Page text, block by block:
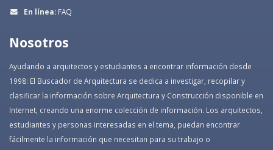
En línea: FAQ
Nosotros
Ayudando a arquitectos y estudiantes a encontrar información desde
1998: El Buscador de Arquitectura se dedica a investigar, recopilar y
clasificar la información sobre Arquitectura y Construcción disponible en
Internet, creando una enorme colección de información. Los arquitectos,
estudiantes y personas interesadas en el tema, puedan encontrar
fácilmente la información que necesitan para su trabajo o